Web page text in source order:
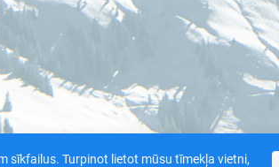
sīkfailus. Turpinot lietot mūsu tīmekļa vietni,